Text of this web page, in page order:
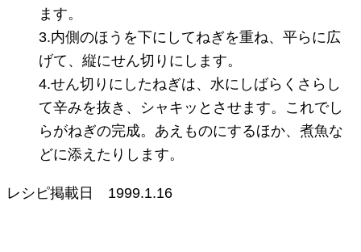
ます。
3.内側のほうを下にしてねぎを重ね、平らに広
げて、縦にせん切りにします。
4.せん切りにしたねぎは、水にしばらくさらし
て辛みを抜き、シャキッとさせます。これでし
らがねぎの完成。あえものにするほか、煮魚な
どに添えたりします。
レシピ掲載日 1999.1.16